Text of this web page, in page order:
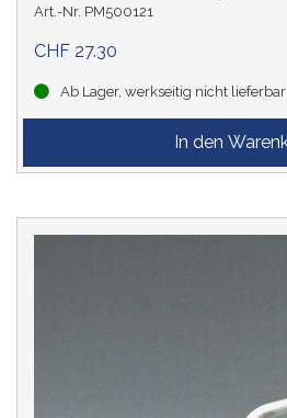
Art.-Nr. PM500121
CHF 27.30
Ab Lager, werkseitig nicht lieferbar